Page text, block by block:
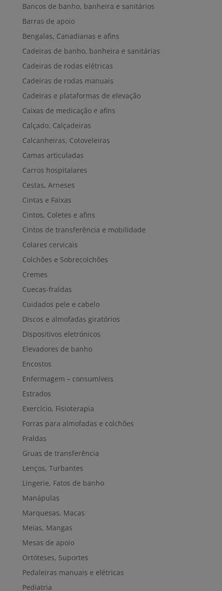
Bancos de banho, banheira e sanitários
Barras de apoio
Bengalas, Canadianas e afins
Cadeiras de banho, banheira e sanitárias
Cadeiras de rodas elétricas
Cadeiras de rodas manuais
Cadeiras e plataformas de elevação
Caixas de medicação e afins
Calçado, Calçadeiras
Calcanheiras, Cotoveleiras
Camas articuladas
Carros hospitalares
Cestas, Arneses
Cintas e Faixas
Cintos, Coletes e afins
Cintos de transferência e mobilidade
Colares cervicais
Colchões e Sobrecolchões
Cremes
Cuecas-fraldas
Cuidados pele e cabelo
Discos e almofadas giratórios
Dispositivos eletrónicos
Elevadores de banho
Encostos
Enfermagem – consumíveis
Estrados
Exercício, Fisioterapia
Forras para almofadas e colchões
Fraldas
Gruas de transferência
Lenços, Turbantes
Lingerie, Fatos de banho
Manápulas
Marquesas, Macas
Meias, Mangas
Mesas de apoio
Ortóteses, Suportes
Pedaleiras manuais e elétricas
Pediatria